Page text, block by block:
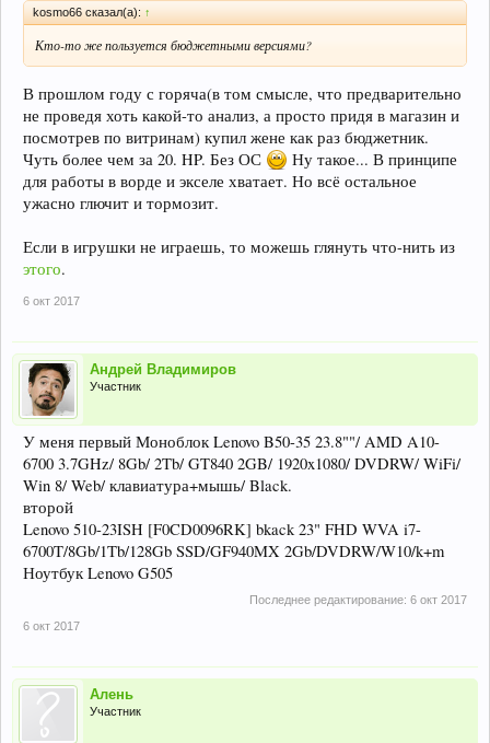
kosmo66 сказал(а): ↑
Кто-то же пользуется бюджетными версиями?
В прошлом году с горяча(в том смысле, что предварительно
не проведя хоть какой-то анализ, а просто придя в магазин и
посмотрев по витринам) купил жене как раз бюджетник.
Чуть более чем за 20. HP. Без ОС
Ну такое... В принципе
для работы в ворде и экселе хватает. Но всё остальное
ужасно глючит и тормозит.
Если в игрушки не играешь, то можешь глянуть что-нить из
этого.
6 окт 2017
Андрей Владимиров
Участник
У меня первый Моноблок Lenovo B50-35 23.8""/ AMD A10-
6700 3.7GHz/ 8Gb/ 2Tb/ GT840 2GB/ 1920x1080/ DVDRW/ WiFi/
Win 8/ Web/ клавиатура+мышь/ Black.
второй
Lenovo 510-23ISH [F0CD0096RK] bkack 23" FHD WVA i7-
6700T/8Gb/1Tb/128Gb SSD/GF940MX 2Gb/DVDRW/W10/k+m
Ноутбук Lenovo G505
Последнее редактирование: 6 окт 2017
6 окт 2017
Алень
Участник